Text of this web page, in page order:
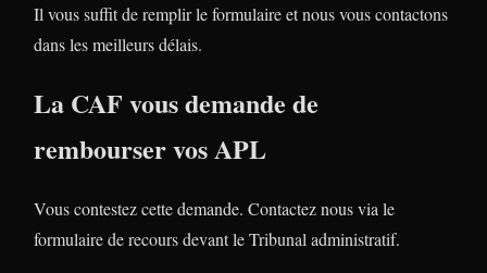
Il vous suffit de remplir le formulaire et nous vous contactons
dans les meilleurs délais.
La CAF vous demande de
rembourser vos APL
Vous contestez cette demande. Contactez nous via le
formulaire de recours devant le Tribunal administratif.